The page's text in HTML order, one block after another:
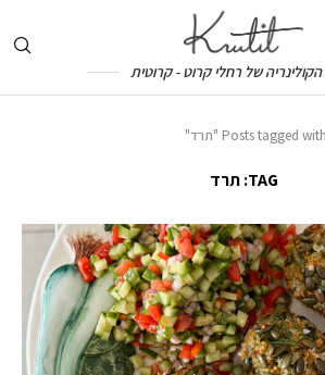
הקולינריה של רחלי קרוט - קרוטית
Posts tagged with "תרד"
TAG: תרד